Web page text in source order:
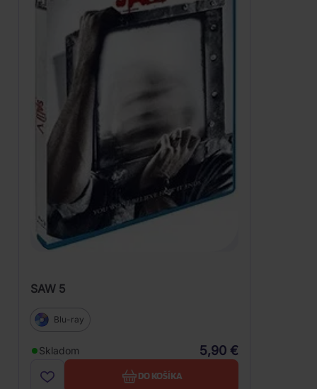
SAW 5
Blu-ray
Skladom 5,90 €
DO KOŠÍKA